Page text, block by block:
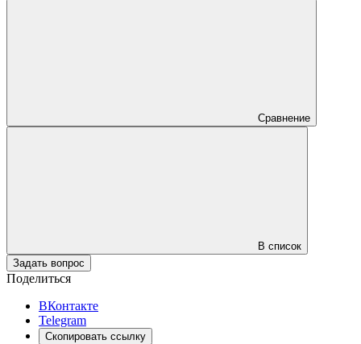
Сравнение
В список
Задать вопрос
Поделиться
ВКонтакте
Telegram
Скопировать ссылку